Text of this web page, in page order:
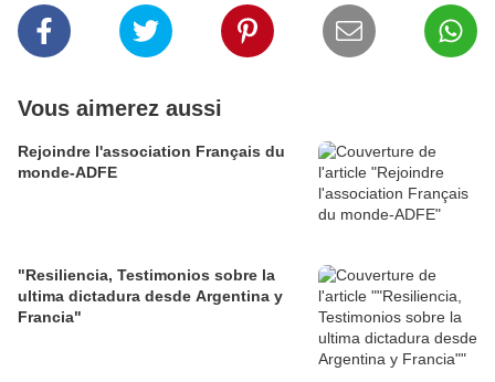
Vous aimerez aussi
Rejoindre l'association Français du
monde-ADFE
"Resiliencia, Testimonios sobre la
ultima dictadura desde Argentina y
Francia"